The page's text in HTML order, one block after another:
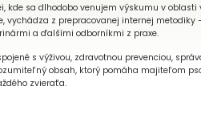
kde sa dlhodobo venujem výskumu v
vychádza z prepracovanej internej
a ďalšími odborníkmi z praxe.
s výživou, zdravotnou prevenciou,
obsah, ktorý pomáha majiteľom
zvieraťa.